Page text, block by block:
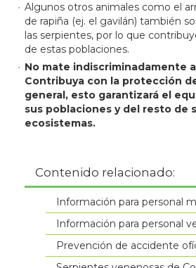
Algunos otros animales como el
de rapiña (ej. el gavilán) también
las serpientes, por lo que
de estas poblaciones.
No mate indiscriminadamente
Contribuya con la protección
general, esto garantizará el
sus poblaciones y del resto de
ecosistemas.
Contenido relacionado:
Información para personal
Información para personal
Prevención de accidente